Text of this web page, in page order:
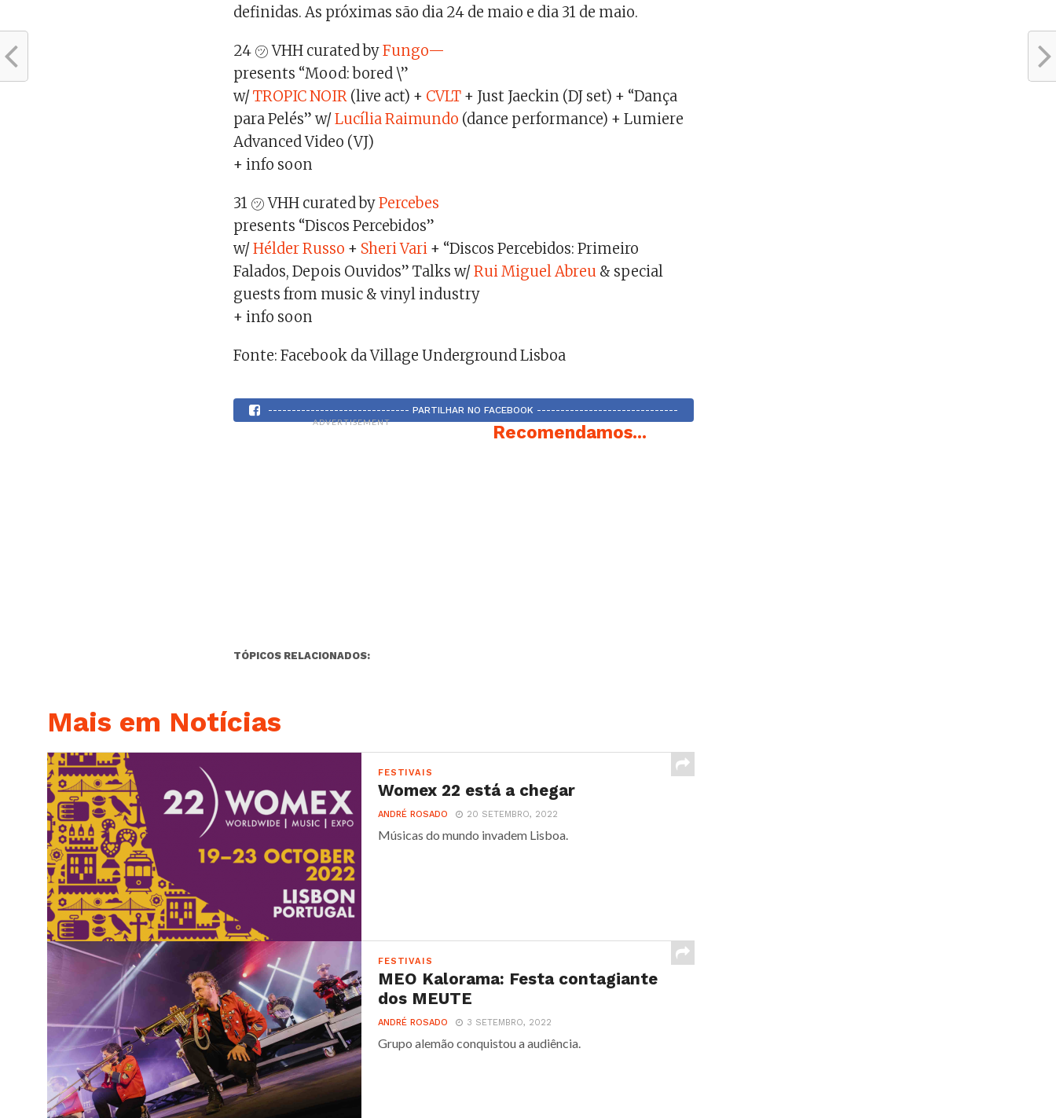
definidas. As próximas são dia 24 de maio e dia 31 de maio.
24 ㋡ VHH curated byFungo—
presents “Mood: bored \”
w/TROPIC NOIR (live act) + CVLT + Just Jaeckin (DJ set) + “Dança
para Pelés” w/Lucília Raimundo (dance performance) + Lumiere
Advanced Video (VJ)
+ info soon
31 ㋡ VHH curated byPercebes
presents “Discos Percebidos”
w/Hélder Russo + Sheri Vari + “Discos Percebidos: Primeiro
Falados, Depois Ouvidos” Talks w/Rui Miguel Abreu & special
guests from music & vinyl industry
+ info soon
Fonte: Facebook da Village Underground Lisboa
------------------------------ PARTILHAR NO FACEBOOK ------------------------------
ADVERTISEMENT Recomendamos...
TÓPICOS RELACIONADOS:
Mais em Notícias
FESTIVAIS
Womex 22 está a chegar
ANDRÉ ROSADO 20 SETEMBRO, 2022
Músicas do mundo invadem Lisboa.
FESTIVAIS
MEO Kalorama: Festa contagiante
dos MEUTE
ANDRÉ ROSADO 3 SETEMBRO, 2022
Grupo alemão conquistou a audiência.